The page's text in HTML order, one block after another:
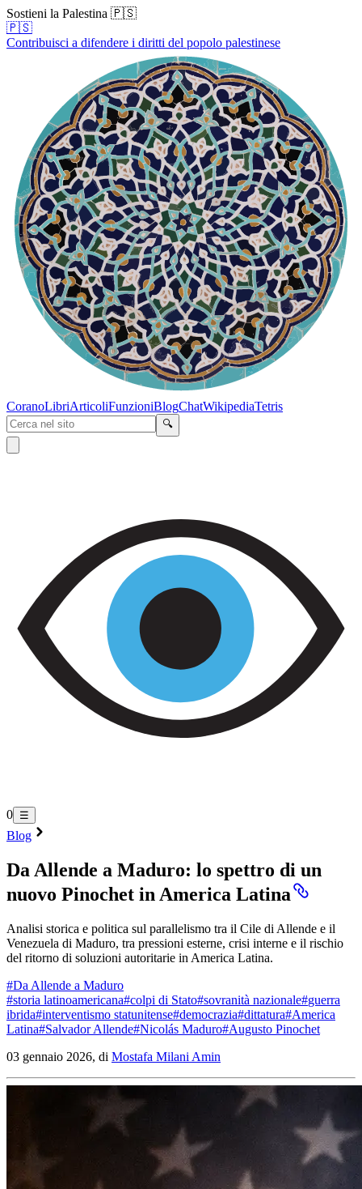
Sostieni la Palestina 🇵🇸
🇵🇸
Contribuisci a difendere i diritti del popolo palestinese
CoranoLibriArticoliFunzioniBlogChatWikipediaTetris
🔍
0 ☰
Blog
Da Allende a Maduro: lo spettro di un
nuovo Pinochet in America Latina
Analisi storica e politica sul parallelismo tra il Cile di Allende e il
Venezuela di Maduro, tra pressioni esterne, crisi interne e il rischio
del ritorno di soluzioni autoritarie in America Latina.
#Da Allende a Maduro
#storia latinoamericana#colpi di Stato#sovranità nazionale#guerra
ibrida#interventismo statunitense#democrazia#dittatura#America
Latina#Salvador Allende#Nicolás Maduro#Augusto Pinochet
03 gennaio 2026, di Mostafa Milani Amin